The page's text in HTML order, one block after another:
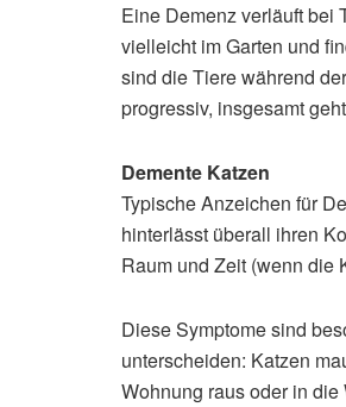
Eine Demenz verläuft bei
vielleicht im Garten und
sind die Tiere während
progressiv, insgesamt
Demente Katzen
Typische Anzeichen für
hinterlässt überall ihren
Raum und Zeit (wenn die
Diese Symptome sind
unterscheiden: Katzen
Wohnung raus oder in